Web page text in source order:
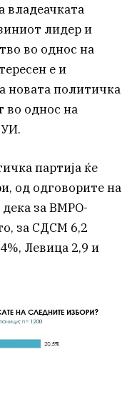
владеачката
лидер и
во однос на
е и
новата политичка
во однос на
партија ќе
од одговорите на
за ВМРО-
за СДСМ 6,2
Левица 2,9 и